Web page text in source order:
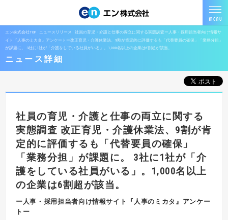
エン株式会社TOP ニュースリリース
社員の育児・介護と仕事の両立に関する実態調査ー人事・採用担当者向け情報サ
イト『人事のミカタ』アンケートー改正育児・介護休業法、9割が肯定的に評価するも「代替要員の確保」「業務分担」
が課題に。 3社に1社が「介護をしている社員がいる」。1,000名以上の企業は6割超が該当。
ニュース詳細
社員の育児・介護と仕事の両立に関する
実態調査 改正育児・介護休業法、9割が肯
定的に評価するも「代替要員の確保」
「業務分担」が課題に。 3社に1社が「介
護をしている社員がいる」。1,000名以上
の企業は6割超が該当。
ー人事・採用担当者向け情報サイト『人事のミカタ』アンケー
トー